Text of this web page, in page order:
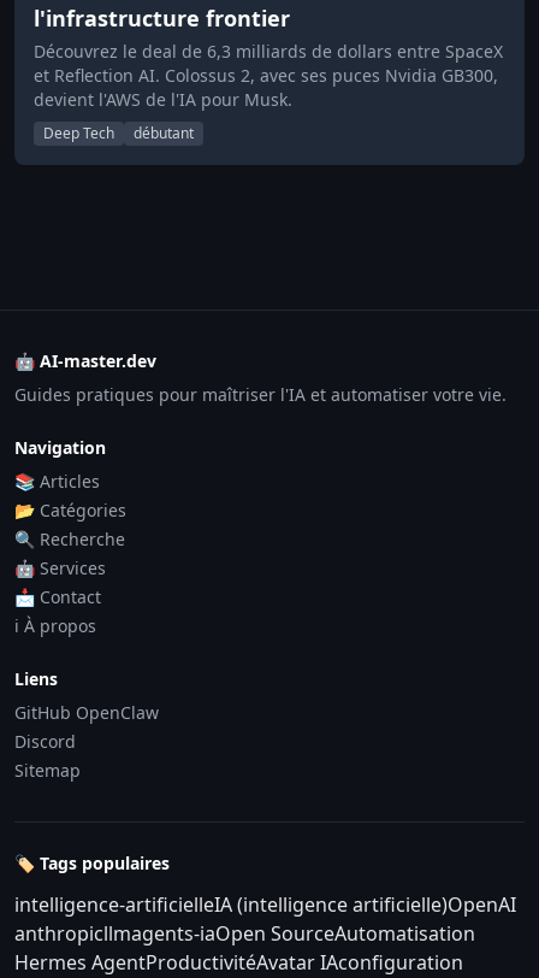
l'infrastructure frontier
Découvrez le deal de 6,3 milliards de dollars entre SpaceX
et Reflection AI. Colossus 2, avec ses puces Nvidia GB300,
devient l'AWS de l'IA pour Musk.
Deep Tech débutant
🤖 AI-master.dev
Guides pratiques pour maîtriser l'IA et automatiser votre vie.
Navigation
📚 Articles
📂 Catégories
🔍 Recherche
🤖 Services
📩 Contact
ℹ️ À propos
Liens
GitHub OpenClaw
Discord
Sitemap
🏷️ Tags populaires
intelligence-artificielleIA (intelligence artificielle)OpenAI
anthropicllmagents-iaOpen SourceAutomatisation
Hermes AgentProductivitéAvatar IAconfiguration